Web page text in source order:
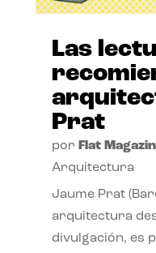
Las
Prat
por Flat
Arquitectura
Jaume Prat
arquitectura
divulgación, es